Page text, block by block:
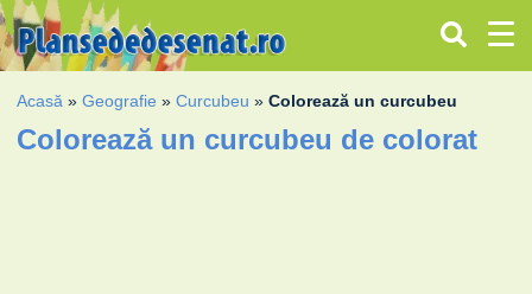
Acasă »Geografie »Curcubeu »Colorează un curcubeu
Colorează un curcubeu de colorat